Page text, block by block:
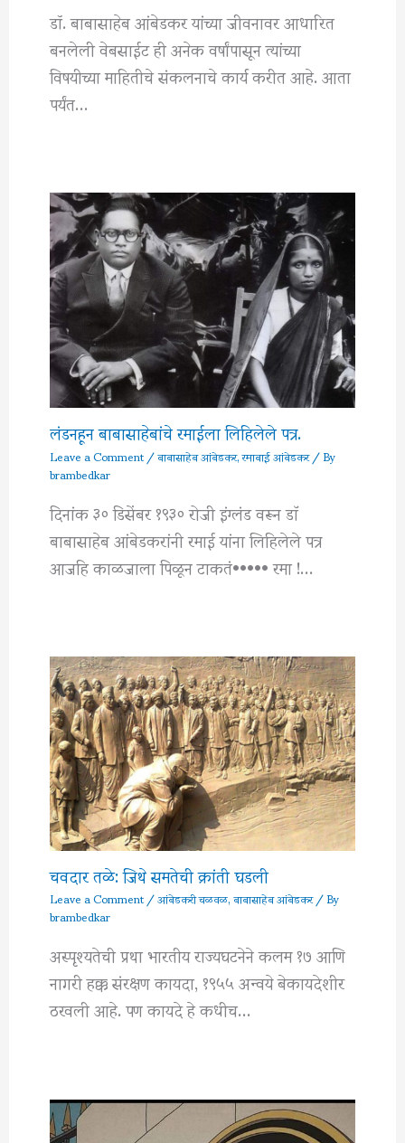
डॉ. बाबासाहेब आंबेडकर यांच्या जीवनावर आधारित
बनलेली वेबसाईट ही अनेक वर्षांपासून त्यांच्या
विषयीच्या माहितीचे संकलनाचे कार्य करीत आहे. आता
पर्यंत…
लंडनहून बाबासाहेबांचे रमाईला लिहिलेले पत्र.
Leave a Comment/बाबासाहेब आंबेडकर,रमाबाई आंबेडकर/ By
brambedkar
दिनांक ३० डिसेंबर १९३० रोजी इंग्लंड वरून डाॅ
बाबासाहेब आंबेडकरांनी रमाई यांना लिहिलेले पत्र
आजहि काळजाला पिळून टाकतं••••• रमा !…
चवदार तळे: जिथे समतेची क्रांती घडली
Leave a Comment/आंबेडकरी चळवळ,बाबासाहेब आंबेडकर/ By
brambedkar
अस्पृश्यतेची प्रथा भारतीय राज्यघटनेने कलम १७ आणि
नागरी हक्क संरक्षण कायदा, १९५५ अन्वये बेकायदेशीर
ठरवली आहे. पण कायदे हे कधीच…